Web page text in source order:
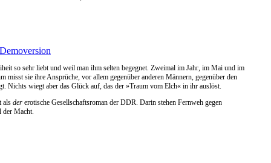
Demoversion
so sehr liebt und weil man ihm selten begegnet. Zweimal im Jahr, im Mai und im
sie ihre Ansprüche, vor allem gegenüber anderen Männern, gegenüber den
Nichts wiegt aber das Glück auf, das der »Traum vom Elch« in ihr auslöst.
als der erotische Gesellschaftsroman der DDR. Darin stehen Fernweh gegen
der Macht.